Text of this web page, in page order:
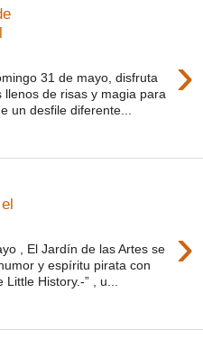
›
31 de mayo, disfruta
llenos de risas y magia para
un desfile diferente...
›
, El Jardín de las Artes se
y espíritu pirata con
History.-” , u...